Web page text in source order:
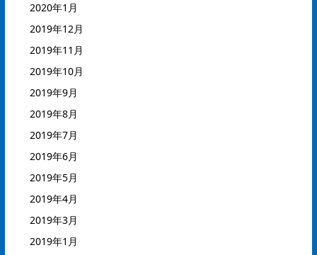
2020年1月
2019年12月
2019年11月
2019年10月
2019年9月
2019年8月
2019年7月
2019年6月
2019年5月
2019年4月
2019年3月
2019年1月